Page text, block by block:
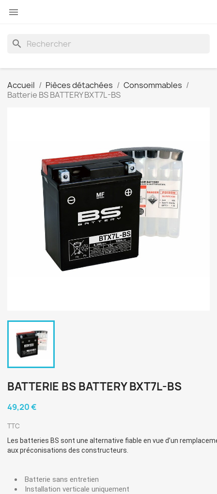

search
Accueil Pièces détachées
Consommables
Batterie BS BATTERY BXT7L-BS
BATTERIE BS BATTERY BXT7L-BS
49,20 €
TTC
Les batteries BS sont une alternative fiable en vue d’un
aux préconisations des constructeurs.
Batterie sans entretien
Installation verticale uniquement